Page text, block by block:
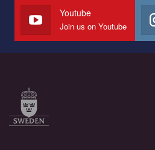
СОГИ в Украине.
Все, что вам нужно сделать - это
по этой ссылке и поставить лайк
Youtube
Join us on Youtube